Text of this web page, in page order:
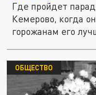
Где пройдет
Кемерово, когда
горожанам его
ОБЩЕСТВО